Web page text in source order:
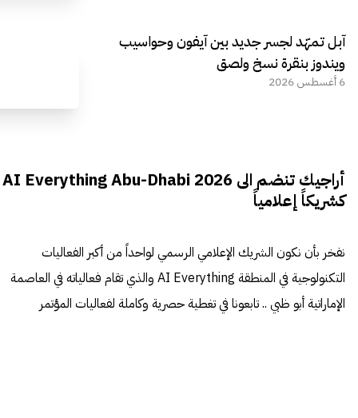
آبل تمهّد لجسر جديد بين آيفون وحواسيب
ويندوز بنقرة نسخ ولصق
6 أغسطس 2026
أراجيك تنضم الى AI Everything Abu-Dhabi 2026
كشريكاً إعلامياً
نفخر بأن نكون الشريك الإعلامي الرسمي لواحداً من أكبر الفعاليات
التكنولوجية في المنطقة AI Everything والذي تقام فعالياته في العاصمة
الإماراتية أبو ظبي .. تابعونا في تغطية حصرية وكاملة لفعاليات المؤتمر